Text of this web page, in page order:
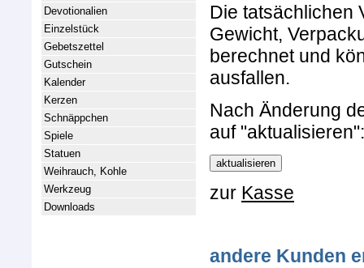
Devotionalien
Einzelstück
Gebetszettel
Gutschein
Kalender
Kerzen
Schnäppchen
Spiele
Statuen
Weihrauch, Kohle
Werkzeug
Downloads
Die tatsächlichen
Gewicht,
berechnet und
ausfallen.
Nach Änderung
auf "aktualisieren":
zur Kasse
andere Kunden